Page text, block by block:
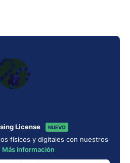
License NUEVO
físicos y digitales con nuestros
Más información